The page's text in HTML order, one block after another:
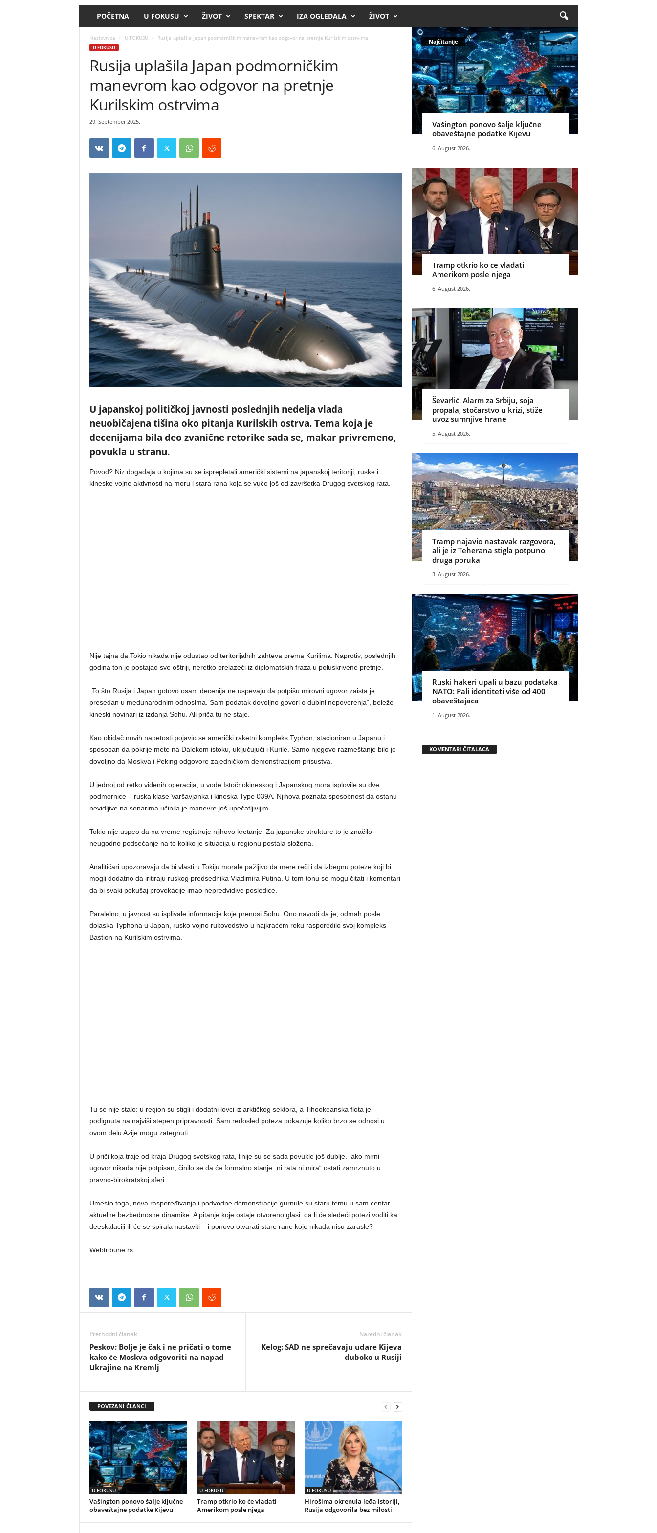
POČETNA U FOKUSU ŽIVOT SPEKTAR IZA OGLEDALA ŽIVOT
Naslovnica U FOKUSU Rusija uplašila Japan podmorničkim manevrom kao odgovor na pretnje Kurilskim ostrvima
U FOKUSU
Rusija uplašila Japan podmorničkim
manevrom kao odgovor na pretnje
Kurilskim ostrvima
29. September 2025.
U japanskoj političkoj javnosti poslednjih nedelja vlada
neuobičajena tišina oko pitanja Kurilskih ostrva. Tema koja je
decenijama bila deo zvanične retorike sada se, makar privremeno,
povukla u stranu.
Povod? Niz događaja u kojima su se isprepletali američki sistemi na japanskoj teritoriji, ruske i
kineske vojne aktivnosti na moru i stara rana koja se vuče još od završetka Drugog svetskog rata.
Nije tajna da Tokio nikada nije odustao od teritorijalnih zahteva prema Kurilima. Naprotiv, poslednjih
godina ton je postajao sve oštriji, neretko prelazeći iz diplomatskih fraza u poluskrivene pretnje.
„To što Rusija i Japan gotovo osam decenija ne uspevaju da potpišu mirovni ugovor zaista je
presedan u međunarodnim odnosima. Sam podatak dovoljno govori o dubini nepoverenja“, beleže
kineski novinari iz izdanja Sohu. Ali priča tu ne staje.
Kao okidač novih napetosti pojavio se američki raketni kompleks Typhon, stacioniran u Japanu i
sposoban da pokrije mete na Dalekom istoku, uključujući i Kurile. Samo njegovo razmeštanje bilo je
dovoljno da Moskva i Peking odgovore zajedničkom demonstracijom prisustva.
U jednoj od retko viđenih operacija, u vode Istočnokineskog i Japanskog mora isplovile su dve
podmornice – ruska klase Varšavjanka i kineska Type 039A. Njihova poznata sposobnost da ostanu
nevidljive na sonarima učinila je manevre još upečatljivijim.
Tokio nije uspeo da na vreme registruje njihovo kretanje. Za japanske strukture to je značilo
neugodno podsećanje na to koliko je situacija u regionu postala složena.
Analitičari upozoravaju da bi vlasti u Tokiju morale pažljivo da mere reči i da izbegnu poteze koji bi
mogli dodatno da iritiraju ruskog predsednika Vladimira Putina. U tom tonu se mogu čitati i komentari
da bi svaki pokušaj provokacije imao nepredvidive posledice.
Paralelno, u javnost su isplivale informacije koje prenosi Sohu. Ono navodi da je, odmah posle
dolaska Typhona u Japan, rusko vojno rukovodstvo u najkraćem roku rasporedilo svoj kompleks
Bastion na Kurilskim ostrvima.
Tu se nije stalo: u region su stigli i dodatni lovci iz arktičkog sektora, a Tihookeanska flota je
podignuta na najviši stepen pripravnosti. Sam redosled poteza pokazuje koliko brzo se odnosi u
ovom delu Azije mogu zategnuti.
U priči koja traje od kraja Drugog svetskog rata, linije su se sada povukle još dublje. Iako mirni
ugovor nikada nije potpisan, činilo se da će formalno stanje „ni rata ni mira“ ostati zamrznuto u
pravno-birokratskoj sferi.
Umesto toga, nova raspoređivanja i podvodne demonstracije gurnule su staru temu u sam centar
aktuelne bezbednosne dinamike. A pitanje koje ostaje otvoreno glasi: da li će sledeći potezi voditi ka
deeskalaciji ili će se spirala nastaviti – i ponovo otvarati stare rane koje nikada nisu zarasle?
Webtribune.rs
Prethodni članak
Peskov: Bolje je čak i ne pričati o tome
kako će Moskva odgovoriti na napad
Ukrajine na Kremlj
Naredni članak
Kelog: SAD ne sprečavaju udare Kijeva
duboko u Rusiji
POVEZANI ČLANCI
U FOKUSU
Vašington ponovo šalje ključne
obaveštajne podatke Kijevu
U FOKUSU
Tramp otkrio ko će vladati
Amerikom posle njega
U FOKUSU
Hirošima okrenula leđa istoriji,
Rusija odgovorila bez milosti
Najčitanije
Vašington ponovo šalje ključne
obaveštajne podatke Kijevu
6. August 2026.
Tramp otkrio ko će vladati
Amerikom posle njega
6. August 2026.
Ševarlić: Alarm za Srbiju, soja
propala, stočarstvo u krizi, stiže
uvoz sumnjive hrane
5. August 2026.
Tramp najavio nastavak razgovora,
ali je iz Teherana stigla potpuno
druga poruka
3. August 2026.
Ruski hakeri upali u bazu podataka
NATO: Pali identiteti više od 400
obaveštajaca
1. August 2026.
KOMENTARI ČITALACA